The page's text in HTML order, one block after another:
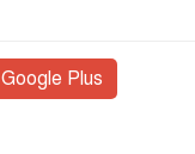
Google Plus